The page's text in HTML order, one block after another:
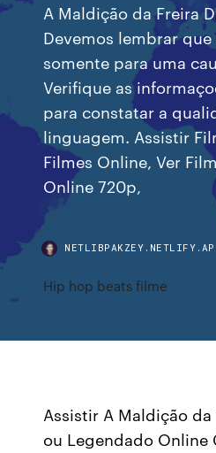
A Maldição da Freira
Devemos lembrar
somente para uma
Verifique as
para constatar a
linguagem. Assistir
Filmes Online, Ver
Online 720p,
Hip hop beats filme
Assistir A Maldição
ou Legendado Online